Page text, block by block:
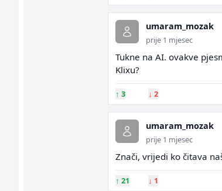
umaram_mozak
prije 1 mjesec
Tukne na AI. ovakve
Klixu?
↑ 3 ↓ 2
umaram_mozak
prije 1 mjesec
Znači, vrijedi ko čitava
↑ 21 ↓ 1